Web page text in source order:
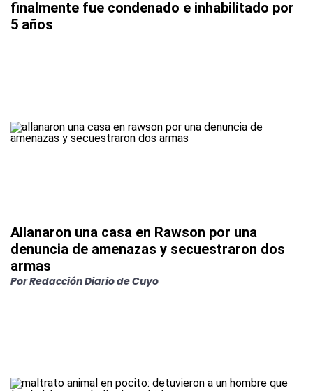
finalmente fue condenado e inhabilitado por
5 años
Allanaron una casa en Rawson por una
denuncia de amenazas y secuestraron dos
armas
PorRedacción Diario de Cuyo